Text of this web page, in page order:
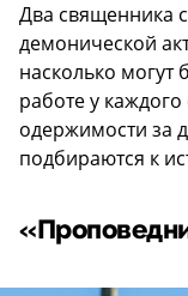
Два священника
демонической
насколько могут
работе у
одержимости за
подбираются к